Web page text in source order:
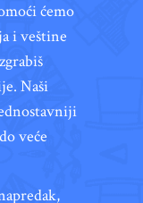
ćemo
i veštine
Naši
veće